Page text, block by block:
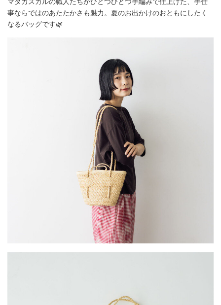
事ならではのあたたかさも魅力。夏のお出かけのおともにしたく
なるバッグです🌿